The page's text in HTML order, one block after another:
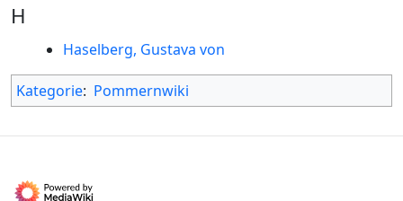
H
Haselberg, Gustava von
Kategorie: Pommernwiki